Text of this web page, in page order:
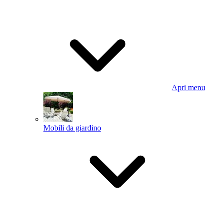
Apri menu
Mobili da giardino